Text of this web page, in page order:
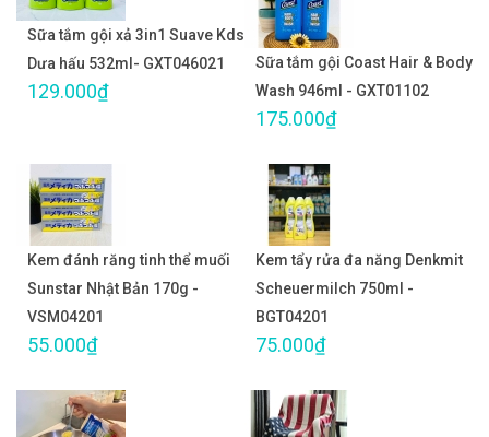
Sữa tắm gội xả 3in1 Suave Kds
Dưa hấu 532ml- GXT046021
129.000₫
Sữa tắm gội Coast Hair & Body
Wash 946ml - GXT01102
175.000₫
Kem đánh răng tinh thể muối
Sunstar Nhật Bản 170g -
VSM04201
55.000₫
Kem tẩy rửa đa năng Denkmit
Scheuermilch 750ml -
BGT04201
75.000₫